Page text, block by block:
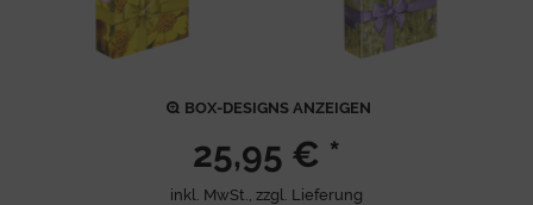
BOX-DESIGNS ANZEIGEN
25,95 € *
inkl. MwSt., zzgl. Lieferung